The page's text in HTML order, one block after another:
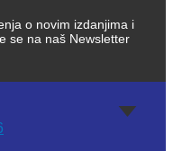
o novim izdanjima i
se na naš Newsletter